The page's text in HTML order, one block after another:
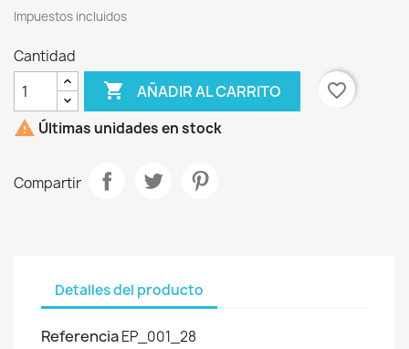
Impuestos incluidos
Cantidad
 AÑADIR AL CARRITO
favorite_border
 Últimas unidades en stock
Compartir
Detalles del producto
ReferenciaEP_001_28